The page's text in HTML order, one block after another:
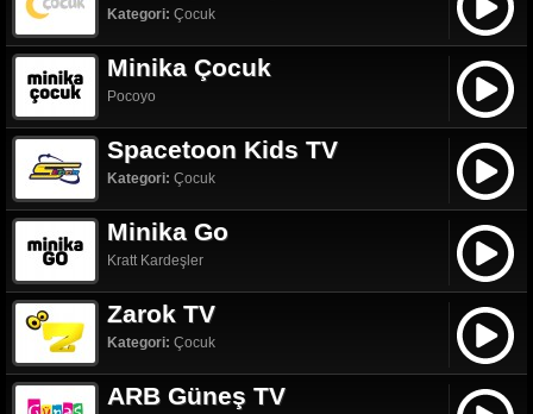
Kategori: Çocuk
Minika Çocuk
Pocoyo
Spacetoon Kids TV
Kategori: Çocuk
Minika Go
Kratt Kardeşler
Zarok TV
Kategori: Çocuk
ARB Güneş TV